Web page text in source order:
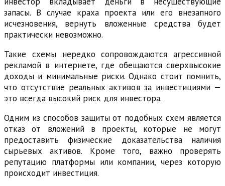
запасы. В случае краха проекта или его внезапного
исчезновения, вернуть вложенные средства будет
практически невозможно.
Такие схемы нередко сопровождаются агрессивной
рекламой в интернете, где обещаются сверхвысокие
доходы и минимальные риски. Однако стоит помнить,
что отсутствие реальных активов за инвестициями —
это всегда высокий риск для инвестора.
Одним из способов защиты от подобных схем является
отказ от вложений в проекты, которые не могут
предоставить физические доказательства наличия
сырьевых активов. Кроме того, важно проверять
репутацию платформы или компании, через которую
происходит инвестиция.